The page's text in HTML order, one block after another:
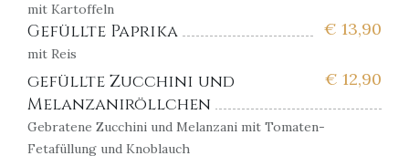
mit Kartoffeln
€ 13,90
Gefüllte Paprika
mit Reis
€ 12,90
gefüllte Zucchini und
Melanzaniröllchen
Gebratene Zucchini und Melanzani mit Tomaten-
Fetafüllung und Knoblauch